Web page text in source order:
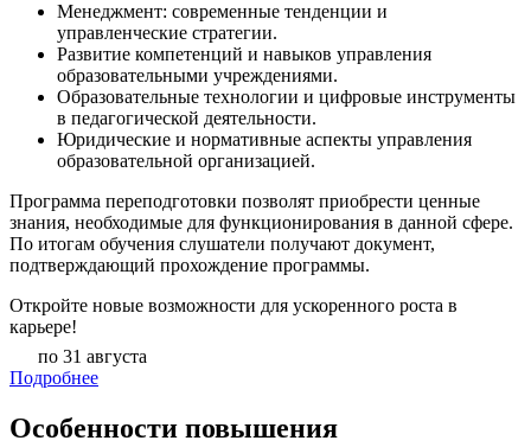
Менеджмент: современные тенденции и
управленческие стратегии.
Развитие компетенций и навыков управления
образовательными учреждениями.
Образовательные технологии и цифровые инструменты
в педагогической деятельности.
Юридические и нормативные аспекты управления
образовательной организацией.
Программа переподготовки позволят приобрести ценные
знания, необходимые для функционирования в данной сфере.
По итогам обучения слушатели получают документ,
подтверждающий прохождение программы.
Откройте новые возможности для ускоренного роста в
карьере!
по 31 августа
Подробнее
Особенности повышения